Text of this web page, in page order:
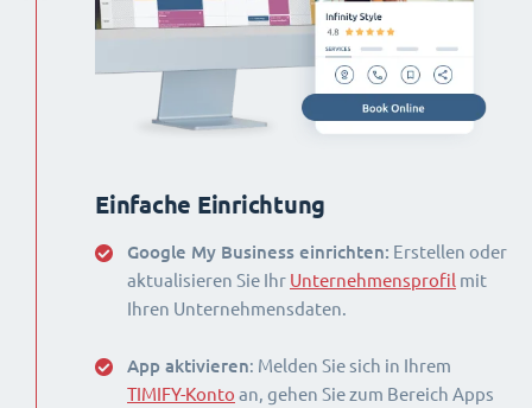
Einfache Einrichtung
Google My Business einrichten: Erstellen oder
aktualisieren Sie Ihr Unternehmensprofil mit
Ihren Unternehmensdaten.
App aktivieren: Melden Sie sich in Ihrem
TIMIFY-Konto an, gehen Sie zum Bereich Apps